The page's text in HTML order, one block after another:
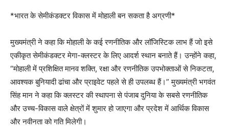
*भारत के सेमीकंडक्टर विकास में मोहाली बन सकता है अग्रणी*
मुख्यमंत्री ने कहा कि मोहाली के कई रणनीतिक और लॉजिस्टिक लाभ हैं जो इसे
एकीकृत सेमीकंडक्टर मेगा-क्लस्टर के लिए आदर्श स्थान बनाते हैं। उन्होंने कहा,
“मोहाली में प्रशिक्षित मानव शक्ति, रक्षा और रणनीतिक उपभोक्ताओं से निकटता,
आवश्यक बुनियादी ढांचा और प्राइवेट पहले से ही उपलब्ध हैं।” मुख्यमंत्री भगवंत
सिंह मान ने कहा कि क्लस्टर की स्थापना से पंजाब दुनिया के सबसे रणनीतिक
और उच्च-विकास वाले क्षेत्रों में शुमार हो जाएगा और प्रदेश में आर्थिक विकास
और नवीनता को गति मिलेगी।